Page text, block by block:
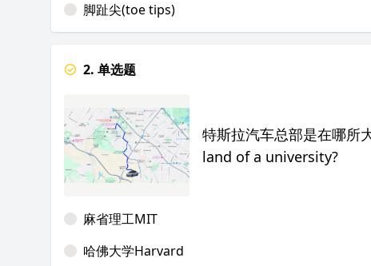
脚趾尖(toe tips)
2. 单选题
特斯拉汽车总部是在哪
land of a university?
麻省理工MIT
哈佛大学Harvard